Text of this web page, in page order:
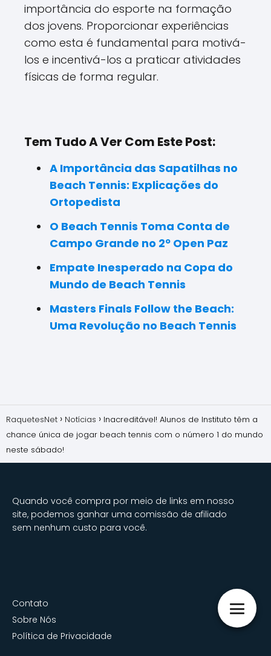
importância do esporte na formação
dos jovens. Proporcionar experiências
como esta é fundamental para motivá-
los e incentivá-los a praticar atividades
físicas de forma regular.
Tem Tudo A Ver Com Este Post:
A Importância das Sapatilhas no
Beach Tennis: Explicações do
Ortopedista
O Beach Tennis Toma Conta de
Campo Grande no 2º Open Paz
Empate Inesperado na Copa do
Mundo de Beach Tennis
Masters Finals Follow the Beach:
Uma Revolução no Beach Tennis
RaquetesNet Notícias
Inacreditável! Alunos de Instituto têm a
chance única de jogar beach tennis com o número 1 do mundo
neste sábado!
Quando você compra por meio de links em nosso
site, podemos ganhar uma comissão de afiliado
sem nenhum custo para você.
Contato
Sobre Nós
Política de Privacidade